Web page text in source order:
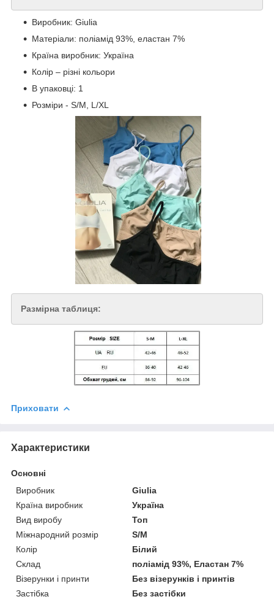
Виробник: Giulia
Матеріали: поліамід 93%, еластан 7%
Країна виробник: Україна
Колір – різні кольори
В упаковці: 1
Розміри - S/M, L/XL
Размірна таблиця:
Приховати
Характеристики
Основні
Виробник
Giulia
Країна виробник
Україна
Вид виробу
Топ
Міжнародний розмір
S/M
Колір
Білий
Склад
поліамід 93%, Еластан 7%
Візерунки і принти
Без візерунків і принтів
Застібка
Без застібки